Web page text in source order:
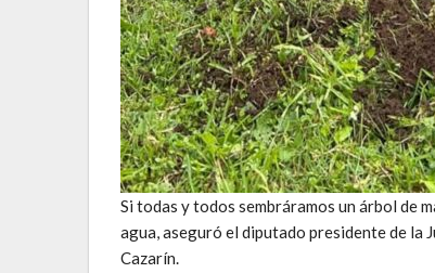
Si todas y todos sembráramos un árbol de
agua, aseguró el diputado presidente de la
Cazarín.